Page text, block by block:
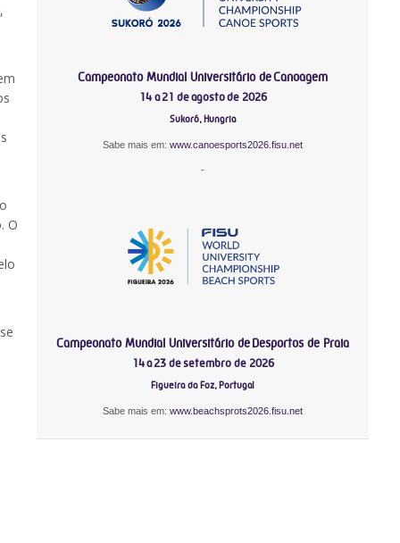
O
Campeonato Mundial Universitário de Canoagem
14 a 21 de agosto de 2026
Sukoró, Hungria
Sabe mais em:www.canoesports2026.fisu.net
-
Campeonato Mundial Universitário de Desportos de Praia
14 a 23 de setembro de 2026
Figueira da Foz, Portugal
Sabe mais em:www.beachsprots2026.fisu.net